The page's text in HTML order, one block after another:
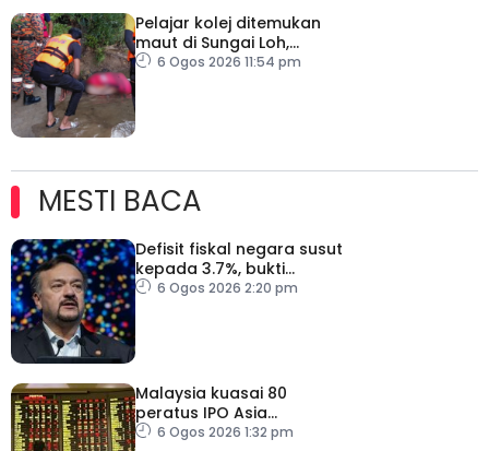
Pelajar kolej ditemukan
maut di Sungai Loh,
Dungun
6 Ogos 2026 11:54 pm
MESTI BACA
Defisit fiskal negara susut
kepada 3.7%, bukti
keyakinan pelabur masih
6 Ogos 2026 2:20 pm
Malaysia kuasai 80
peratus IPO Asia
Tenggara, kumpul AS$1.4
6 Ogos 2026 1:32 pm